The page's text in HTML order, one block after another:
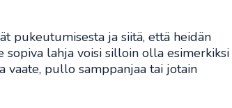
pukeutumisesta ja siitä, että heidän
sopiva lahja voisi silloin olla esimerkiksi
vaate, pullo samppanjaa tai jotain